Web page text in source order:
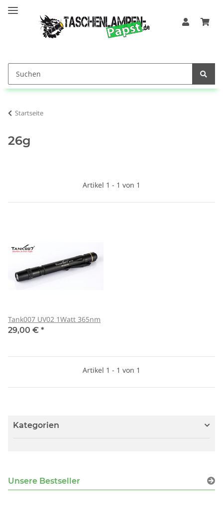
Startseite
26g
Artikel 1 - 1 von 1
Tank007 UV02 1Watt 365nm
29,00 € *
Artikel 1 - 1 von 1
Kategorien
Unsere Bestseller